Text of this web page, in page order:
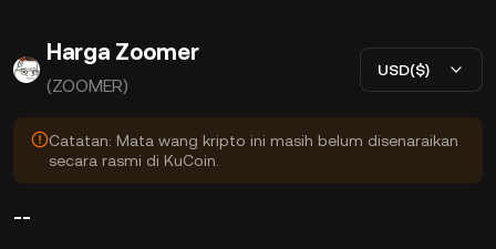
Harga Zoomer
(ZOOMER)
USD($)
Catatan: Mata wang kripto ini masih belum disenaraikan
secara rasmi di KuCoin.
--